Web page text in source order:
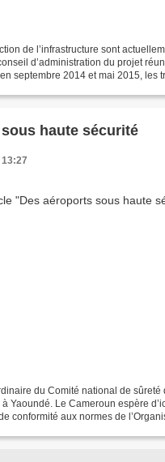
de l’infrastructure sont
d’administration du projet
septembre 2014 et mai 2015, les
haute sécurité
du Comité national de sûreté
Yaoundé. Le Cameroun espère
conformité aux normes de